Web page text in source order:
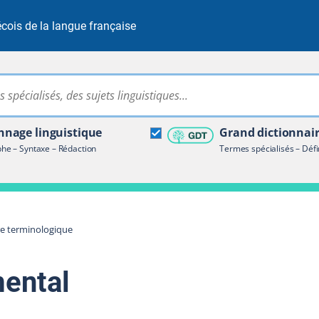
de la langue française
Rechercher dans tout le site
linguistique
– Syntaxe – Rédaction
Grand
Termes spécialisés –
terminologique
terminologique